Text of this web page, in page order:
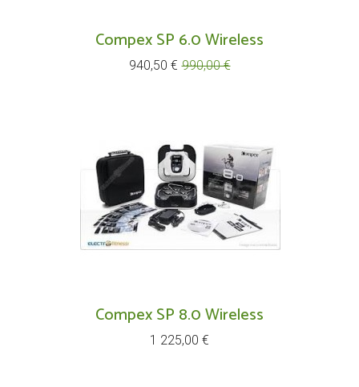
Compex SP 6.0 Wireless
Prix
940,50 € Prix
990,00 €
Compex SP 8.0 Wireless
Prix
1 225,00 €